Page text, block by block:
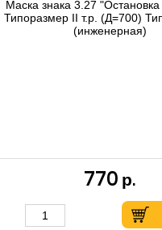
770 р.